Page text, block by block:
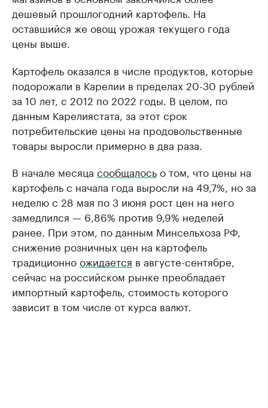
дешевый прошлогодний картофель. На
оставшийся же овощ урожая текущего года
цены выше.
Картофель оказался в числе продуктов, которые
подорожали в Карелии в пределах 20-30 рублей
за 10 лет, с 2012 по 2022 годы. В целом, по
данным Карелиястата, за этот срок
потребительские цены на продовольственные
товары выросли примерно в два раза.
В начале месяца сообщалосьо том, что цены на
картофель с начала года выросли на 49,7%, но за
неделю с 28 мая по 3 июня рост цен на него
замедлился — 6,86% против 9,9% неделей
ранее. При этом, по данным Минсельхоза РФ,
снижение розничных цен на картофель
традиционноожидается в августе-сентябре,
сейчас на российском рынке преобладает
импортный картофель, стоимость которого
зависит в том числе от курса валют.